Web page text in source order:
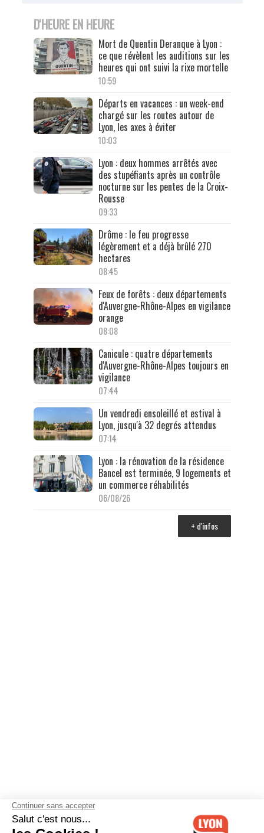
D'HEURE EN HEURE
Mort de Quentin Deranque à Lyon :
ce que révèlent les auditions sur les
heures qui ont suivi la rixe mortelle
10:59
Départs en vacances : un week-end
chargé sur les routes autour de
Lyon, les axes à éviter
10:03
Lyon : deux hommes arrêtés avec
des stupéfiants après un contrôle
nocturne sur les pentes de la Croix-
Rousse
09:33
Drôme : le feu progresse
légèrement et a déjà brûlé 270
hectares
08:45
Feux de forêts : deux départements
d'Auvergne-Rhône-Alpes en vigilance
orange
08:08
Canicule : quatre départements
d'Auvergne-Rhône-Alpes toujours en
vigilance
07:44
Un vendredi ensoleillé et estival à
Lyon, jusqu'à 32 degrés attendus
07:14
Lyon : la rénovation de la résidence
Bancel est terminée, 9 logements et
un commerce réhabilités
06/08/26
+ d'infos